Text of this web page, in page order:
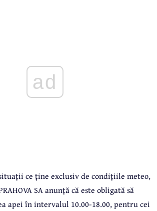
ad
ce ține exclusiv de condițiile meteo,
SA anunță că este obligată să
apei în intervalul 10.00-18.00, pentru cei